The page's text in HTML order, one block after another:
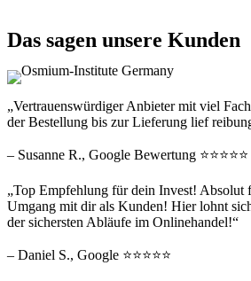
Das sagen unsere Kunden
„Vertrauenswürdiger Anbieter mit viel
der Bestellung bis zur Lieferung lief
– Susanne R., Google Bewertung ⭐⭐⭐⭐⭐
„Top Empfehlung für dein Invest! Absolut
Umgang mit dir als Kunden! Hier lohnt
der sichersten Abläufe im Onlinehandel!“
– Daniel S., Google ⭐⭐⭐⭐⭐